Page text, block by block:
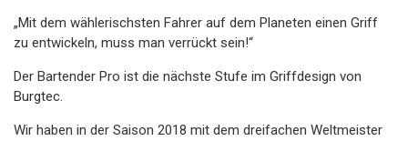
„Mit dem wählerischsten Fahrer auf dem Planeten einen Griff
zu entwickeln, muss man verrückt sein!“
Der Bartender Pro ist die nächste Stufe im Griffdesign von
Burgtec.
Wir haben in der Saison 2018 mit dem dreifachen Weltmeister